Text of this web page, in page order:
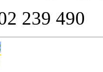
239 490